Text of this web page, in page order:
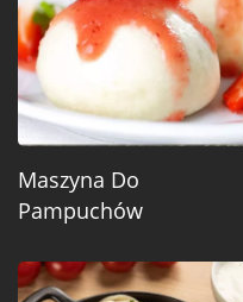
Maszyna Do
Pampuchów